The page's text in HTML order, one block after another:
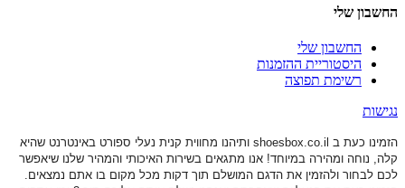
החשבון שלי
החשבון שלי
היסטוריית ההזמנות
רשימת תפוצה
נגישות
הזמינו כעת ב shoesbox.co.il ותיהנו מחווית קנית נעלי ספורט באינטרנט שהיא
קלה, נוחה ומהירה במיוחד! אנו מתגאים בשירות האיכותי והמהיר שלנו שיאפשר
לכם לבחור ולהזמין את הדגם המושלם תוך דקות מכל מקום בו אתם נמצאים.